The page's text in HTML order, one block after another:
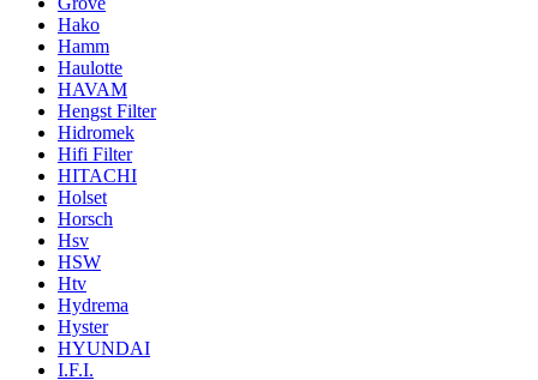
Hako
Hamm
Haulotte
HAVAM
Hengst Filter
Hidromek
Hifi Filter
HITACHI
Holset
Horsch
Hsv
HSW
Htv
Hydrema
Hyster
HYUNDAI
I.F.I.